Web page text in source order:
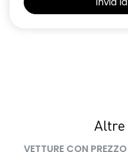
Altre
VETTURE CON